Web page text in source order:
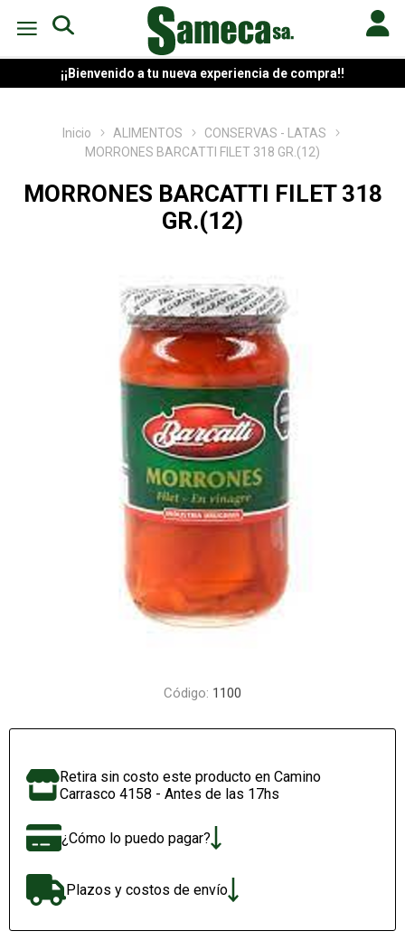
¡¡Bienvenido a tu nueva experiencia de compra!!
Inicio ALIMENTOS
CONSERVAS - LATAS
MORRONES BARCATTI FILET 318 GR.(12)
MORRONES BARCATTI FILET 318
GR.(12)
Código: 1100
Retira sin costo este producto en Camino
Carrasco 4158 - Antes de las 17hs
¿Cómo lo puedo pagar?
Plazos y costos de envío